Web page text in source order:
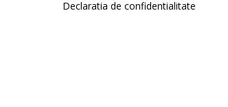
Declaratia de confidentialitate